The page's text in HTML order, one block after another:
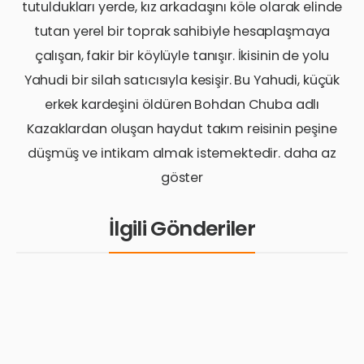
tutuldukları yerde, kız arkadaşını köle olarak elinde
tutan yerel bir toprak sahibiyle hesaplaşmaya
çalışan, fakir bir köylüyle tanışır. İkisinin de yolu
Yahudi bir silah satıcısıyla kesişir. Bu Yahudi, küçük
erkek kardeşini öldüren Bohdan Chuba adlı
Kazaklardan oluşan haydut takım reisinin peşine
düşmüş ve intikam almak istemektedir. daha az
göster
İlgili Gönderiler